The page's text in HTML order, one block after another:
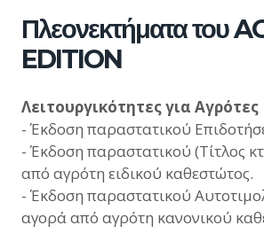
Πλεονεκτήματα του
EDITION
Λειτουργικότητες για Αγρότες
- Έκδοση παραστατικού
- Έκδοση παραστατικού (Τίτλος
από αγρότη ειδικού καθεστώτος.
- Έκδοση παραστατικού
αγορά από αγρότη κανονικού